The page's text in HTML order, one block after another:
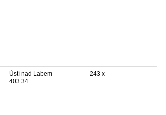
Ústí nad Labem
403 34
243 x